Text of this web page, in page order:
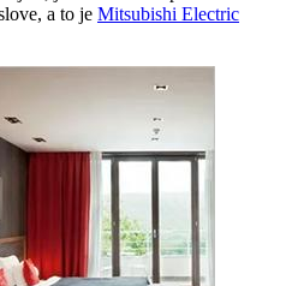
a to je Mitsubishi Electric